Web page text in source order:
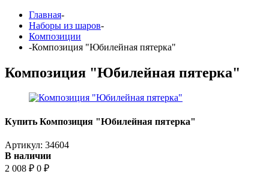
Главная-
Наборы из шаров-
Композиции
-Композиция "Юбилейная пятерка"
Композиция "Юбилейная пятерка"
Купить Композиция "Юбилейная пятерка"
Артикул: 34604
В наличии
2 008 ₽ 0 ₽